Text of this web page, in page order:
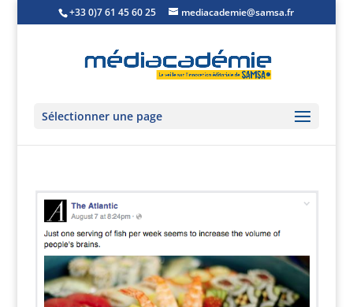
+33 0)7 61 45 60 25 mediacademie@samsa.fr
Sélectionner une page